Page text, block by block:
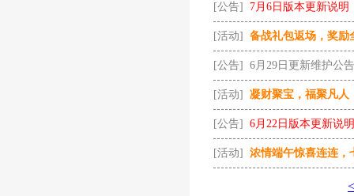
[公告] 7月6日版本更新说明
[活动] 备战礼包返场，奖励
[公告] 6月29日更新维护公告
[活动] 凝财聚宝，福聚凡人
[公告] 6月22日版本更新说明
[活动] 浓情端午惊喜连连，
<